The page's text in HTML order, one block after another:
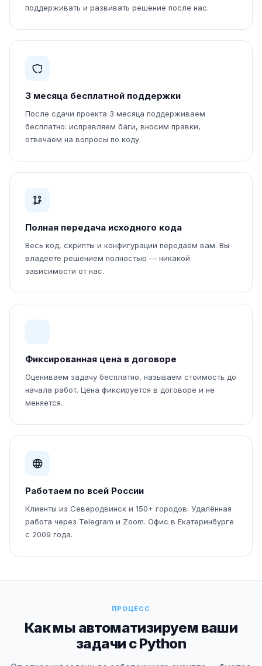
поддерживать и развивать решение после нас.
3 месяца бесплатной поддержки
После сдачи проекта 3 месяца поддерживаем
бесплатно: исправляем баги, вносим правки,
отвечаем на вопросы по коду.
Полная передача исходного кода
Весь код, скрипты и конфигурации передаём вам. Вы
владеете решением полностью — никакой
зависимости от нас.
Фиксированная цена в договоре
Оцениваем задачу бесплатно, называем стоимость до
начала работ. Цена фиксируется в договоре и не
меняется.
Работаем по всей России
Клиенты из Северодвинск и 150+ городов. Удалённая
работа через Telegram и Zoom. Офис в Екатеринбурге
с 2009 года.
ПРОЦЕСС
Как мы автоматизируем ваши
задачи с Python